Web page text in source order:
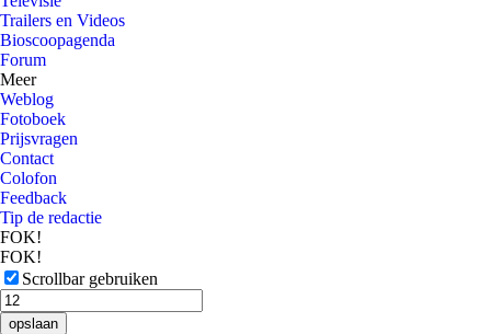
Trailers en Videos
Bioscoopagenda
Forum
Meer
Weblog
Fotoboek
Prijsvragen
Contact
Colofon
Feedback
Tip de redactie
FOK!
FOK!
Scrollbar gebruiken
opslaan